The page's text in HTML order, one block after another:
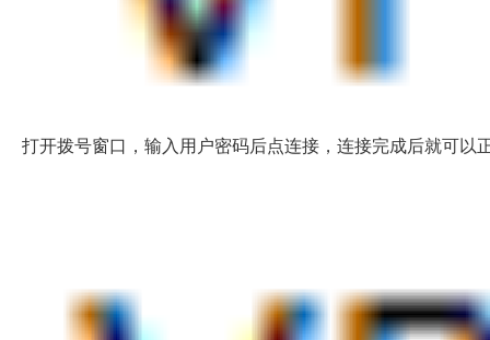
打开拨号窗口，输入用户密码后点连接，连接完成后就可以